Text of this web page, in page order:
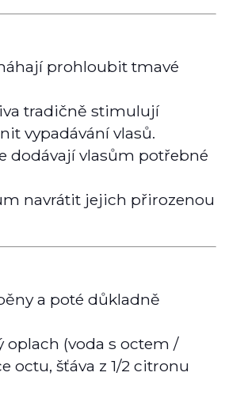
prohloubit tmavé
tradičně stimulují
vypadávání vlasů.
dodávají vlasům potřebné
navrátit jejich přirozenou
a poté důkladně
oplach (voda s octem /
octu, šťáva z 1/2 citronu